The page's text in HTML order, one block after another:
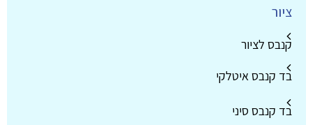
ציור
קנבס לציור
בד קנבס איטלקי
בד קנבס סיני